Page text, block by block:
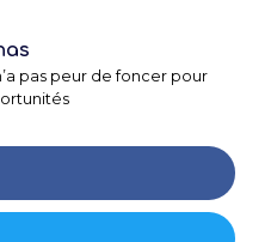
pas peur de foncer pour